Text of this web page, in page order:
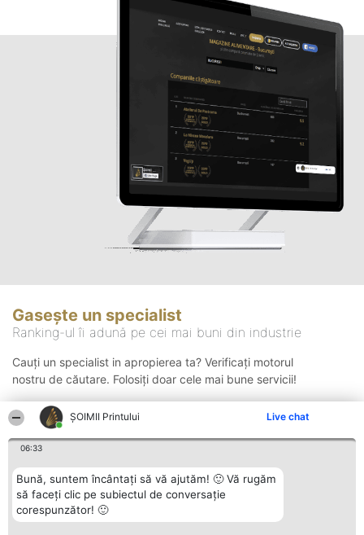
ŞOIMII Printului Live chat
06:33
Bună, suntem încântați să vă ajutăm! 🙂 Vă rugăm
să faceți clic pe subiectul de conversație
corespunzător! 🙂
Gasește un specialist
Ranking-ul îi adună pe cei mai buni din industrie
Cauți un specialist in apropierea ta? Verificați motorul
nostru de căutare. Folosiți doar cele mai bune servicii!